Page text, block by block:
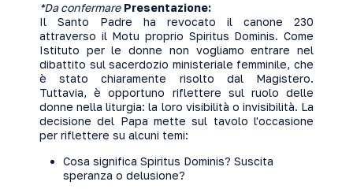
*Da confermare Presentazione:
Il Santo Padre ha revocato il canone 230
attraverso il Motu proprio Spiritus Dominis. Come
Istituto per le donne non vogliamo entrare nel
dibattito sul sacerdozio ministeriale femminile, che
è stato chiaramente risolto dal Magistero.
Tuttavia, è opportuno riflettere sul ruolo delle
donne nella liturgia: la loro visibilità o invisibilità. La
decisione del Papa mette sul tavolo l'occasione
per riflettere su alcuni temi:
Cosa significa Spiritus Dominis? Suscita
speranza o delusione?